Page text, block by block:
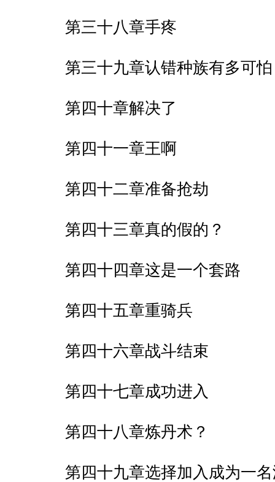
第三十八章手疼
第三十九章认错种族有多可怕
第四十章解决了
第四十一章王啊
第四十二章准备抢劫
第四十三章真的假的？
第四十四章这是一个套路
第四十五章重骑兵
第四十六章战斗结束
第四十七章成功进入
第四十八章炼丹术？
第四十九章选择加入成为一